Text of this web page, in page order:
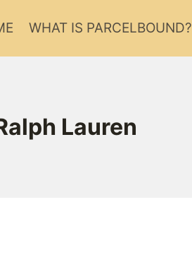
WHAT IS PARCELBOUND?
Lauren